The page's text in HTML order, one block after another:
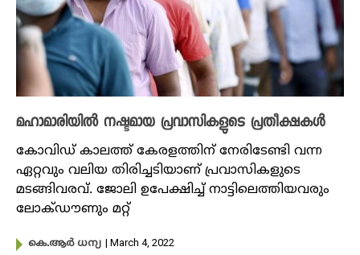
മഹാമാരിയിൽ നഷ്ടമായ പ്രവാസികളുടെ പ്രതീക്ഷകൾ
കോവിഡ് കാലത്ത് കേരളത്തിന് നേരിടേണ്ടി വന്ന
ഏറ്റവും വലിയ തിരിച്ചടിയാണ് പ്രവാസികളുടെ
മടങ്ങിവരവ്. ജോലി ഉപേക്ഷിച്ച് നാട്ടിലെത്തിയവരും
ലോക്ഡൗണും മറ്റ്
കെ.ആർ ധന്യ | March 4, 2022